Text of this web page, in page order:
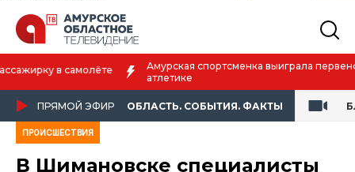
Амурская спортсменка выиграла первенство России по лёгкой
атлетике
ПРЯМОЙ ЭФИР ОБЛАСТЬ. СОБЫТИЯ. ФАКТЫ
ПРОИСШЕСТВИЯ
В Шимановске специалисты